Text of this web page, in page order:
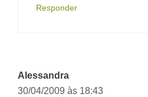
Responder
Alessandra
30/04/2009 às 18:43